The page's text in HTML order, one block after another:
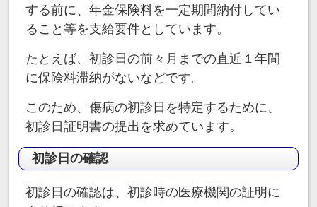
する前に、年金保険料を一定期間納付してい
ること等を支給要件としています。
たとえば、初診日の前々月までの直近１年間
に保険料滞納がないなどです。
このため、傷病の初診日を特定するために、
初診日証明書の提出を求めています。
初診日の確認
初診日の確認は、初診時の医療機関の証明に